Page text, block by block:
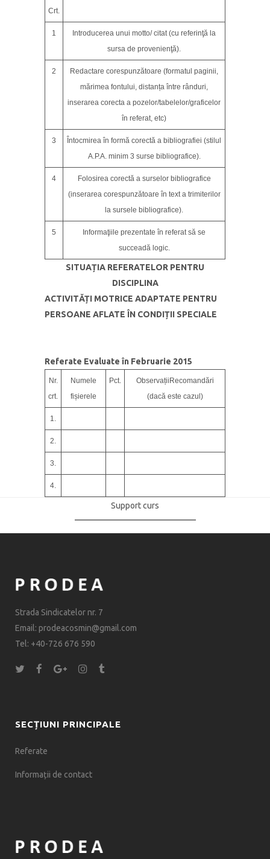
Crt.
1
Introducerea unui motto/ citat (cu referinţă la
sursa de provenienţă).
2
Redactare corespunzătoare (formatul paginii,
mărimea fontului, distanța între rânduri,
inserarea corecta a pozelor/tabelelor/graficelor
în referat, etc)
3
Întocmirea în formă corectă a bibliografiei (stilul
A.P.A. minim 3 surse bibliografice).
4
Folosirea corectă a surselor bibliografice
(inserarea corespunzătoare în text a trimiterilor
la sursele bibliografice).
5
Informaţiile prezentate în referat să se
succeadă logic.
SITUAȚIA REFERATELOR PENTRU
DISCIPLINA
ACTIVITĂȚI MOTRICE ADAPTATE PENTRU
PERSOANE AFLATE ÎN CONDIȚII SPECIALE
Referate Evaluate în Februarie 2015
Nr.
crt.
Numele
fișierele
Pct.
ObservațiiRecomandări
(dacă este cazul)
1.
2.
3.
4.
Support curs
Strada Sindicatelor nr. 7
Email: prodeacosmin@gmail.com
Tel: +40-726 676 590
SECȚIUNI PRINCIPALE
Referate
Informații de contact